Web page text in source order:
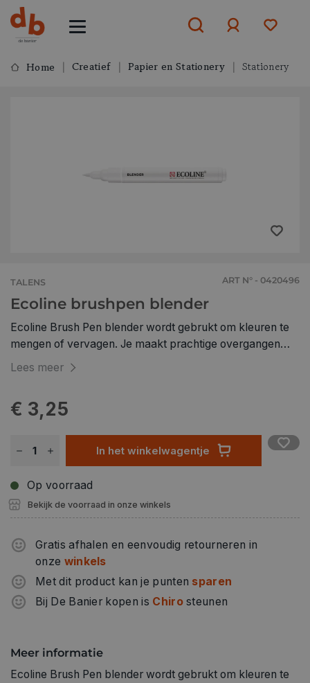
Home Creatief Papier en Stationery Stationery
TALENS ART N° - 0420496
Ecoline brushpen blender
Ecoline Brush Pen blender wordt gebrukt om kleuren te
mengen of vervagen. Je maakt prachtige overgangen
tussen verschillende kleuren. Gebruik de blender in
Lees meer
€ 3,25
In het winkelwagentje
Op voorraad
Bekijk de voorraad in onze winkels
Gratis afhalen en eenvoudig retourneren in
onze winkels
Met dit product kan je punten sparen
Bij De Banier kopen is Chirosteunen
Meer informatie
Ecoline Brush Pen blender wordt gebrukt om kleuren te